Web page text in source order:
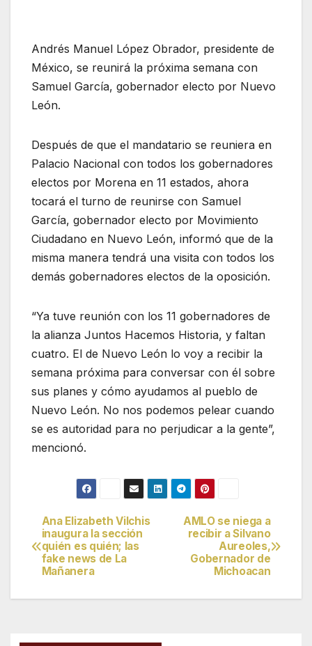
Andrés Manuel López Obrador, presidente de
México, se reunirá la próxima semana con
Samuel García, gobernador electo por Nuevo
León.
Después de que el mandatario se reuniera en
Palacio Nacional con todos los gobernadores
electos por Morena en 11 estados, ahora
tocará el turno de reunirse con Samuel
García, gobernador electo por Movimiento
Ciudadano en Nuevo León, informó que de la
misma manera tendrá una visita con todos los
demás gobernadores electos de la oposición.
“Ya tuve reunión con los 11 gobernadores de
la alianza Juntos Hacemos Historia, y faltan
cuatro. El de Nuevo León lo voy a recibir la
semana próxima para conversar con él sobre
sus planes y cómo ayudamos al pueblo de
Nuevo León. No nos podemos pelear cuando
se es autoridad para no perjudicar a la gente”,
mencionó.
Navegación
de
AMLO se niega a
recibir a Silvano
Aureoles,
Gobernador de
Michoacan
Ana Elizabeth Vilchis
inaugura la sección
quién es quién; las
fake news de La
Mañanera